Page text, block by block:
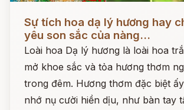
Sự tích hoa dạ lý hương hay
yêu son sắc của nàng...
Loài hoa Dạ lý hương là loài hoa
mở khoe sắc và tỏa hương thơm
trong đêm. Hương thơm đặc biệt
nhớ nụ cười hiền dịu, như bàn tay